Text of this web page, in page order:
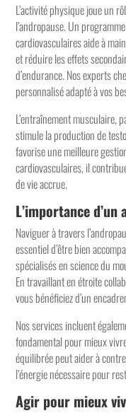
L’activité physique joue un
l’andropause. Un
cardiovasculaires aide à
et réduire les effets
d’endurance. Nos experts
personnalisé adapté à vos
L’entraînement musculaire,
stimule la production de
favorise une meilleure
cardiovasculaires, il
de vie accrue.
L’importance
Naviguer à travers
essentiel d’être bien
spécialisés en science du
En travaillant en étroite
vous bénéficiez d’un
Nos services incluent
fondamental pour mieux
équilibrée peut aider à
l’énergie nécessaire pour
Agir pour mieux